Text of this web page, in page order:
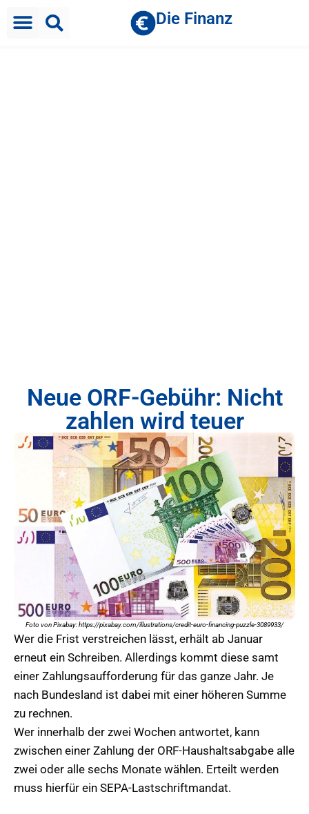
Die Finanz
Neue ORF-Gebühr: Nicht
zahlen wird teuer
Foto von Pixabay: https://pixabay.com/illustrations/credit-euro-financing-puzzle-3089933/
Wer die Frist verstreichen lässt, erhält ab Januar
erneut ein Schreiben. Allerdings kommt diese samt
einer Zahlungsaufforderung für das ganze Jahr. Je
nach Bundesland ist dabei mit einer höheren Summe
zu rechnen.
Wer innerhalb der zwei Wochen antwortet, kann
zwischen einer Zahlung der ORF-Haushaltsabgabe alle
zwei oder alle sechs Monate wählen. Erteilt werden
muss hierfür ein SEPA-Lastschriftmandat.